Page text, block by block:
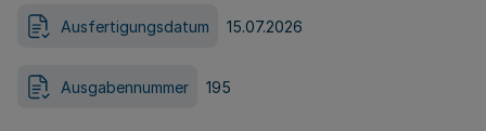
Ausfertigungsdatum 15.07.2026
Ausgabennummer 195